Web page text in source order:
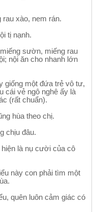
rau xào, nem rán.
tị nạnh.
sườn, miếng rau
nội ăn cho nhanh lớn
giống một đứa trẻ vô tư,
cái vẻ ngô nghê ấy là
(rất chuẩn).
hùa theo chị.
chịu đâu.
là nụ cười của cô
này con phải tìm một
quên luôn cảm giác có